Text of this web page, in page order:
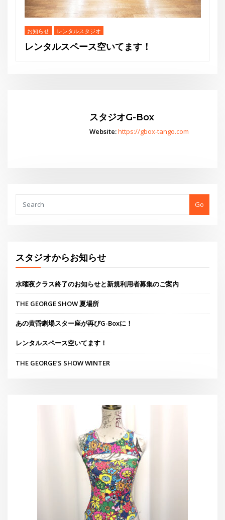
Website:https://gbox-tango.com
スタジオからお知らせ
胸あきトップスポップ調
¥4,400